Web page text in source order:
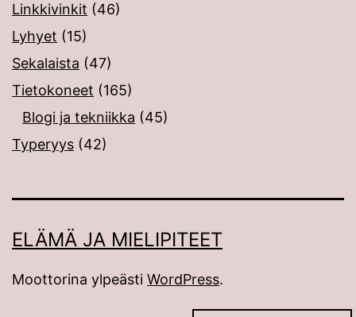
Linkkivinkit (46)
Lyhyet (15)
Sekalaista (47)
Tietokoneet (165)
Blogi ja tekniikka (45)
Typeryys (42)
ELÄMÄ JA MIELIPITEET
Moottorina ylpeästi WordPress.